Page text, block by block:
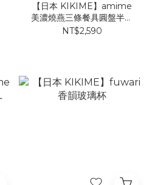
【日本 KIKIME】amime
美濃燒燕三條餐具圓盤半月
圓盤
NT$2,590